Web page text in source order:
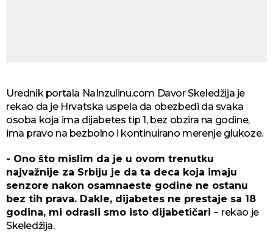
Urednik portala NaInzulinu.com Davor Skeledžija je
rekao da je Hrvatska uspela da obezbedi da svaka
osoba koja ima dijabetes tip 1, bez obzira na godine,
ima pravo na bezbolno i kontinuirano merenje glukoze.
- Ono što mislim da je u ovom trenutku
najvažnije za Srbiju je da ta deca koja imaju
senzore nakon osamnaeste godine ne ostanu
bez tih prava. Dakle, dijabetes ne prestaje sa 18
godina, mi odrasli smo isto dijabetičari - rekao je
Skeledžija.